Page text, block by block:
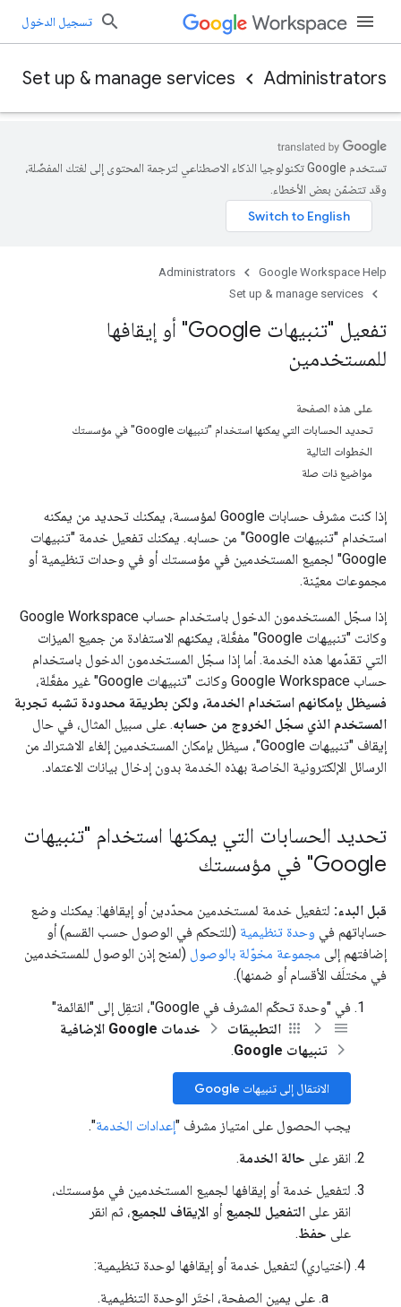
تسجيل الدخول
Administrators
Set up & manage services
تستخدم Google تكنولوجيا الذكاء الاصطناعي لترجمة المحتوى إلى لغتك المفضّلة،
وقد تتضمّن بعض الأخطاء.
Google Workspace Help
Administrators
Set up & manage services
تفعيل "تنبيهات Google" أو إيقافها
للمستخدمين
على هذه الصفحة
تحديد الحسابات التي يمكنها استخدام "تنبيهات Google" في مؤسستك
الخطوات التالية
مواضيع ذات صلة
إذا كنت مشرف حسابات Google لمؤسسة، يمكنك تحديد من يمكنه
استخدام "تنبيهات Google" من حسابه. يمكنك تفعيل خدمة "تنبيهات
Google" لجميع المستخدمين في مؤسستك أو في وحدات تنظيمية أو
مجموعات معيّنة.
إذا سجّل المستخدمون الدخول باستخدام حساب Google Workspace
وكانت "تنبيهات Google" مفعَّلة، يمكنهم الاستفادة من جميع الميزات
التي تقدّمها هذه الخدمة. أما إذا سجّل المستخدمون الدخول باستخدام
حساب Google Workspace وكانت "تنبيهات Google" غير مفعَّلة،
فسيظل بإمكانهم استخدام الخدمة، ولكن بطريقة محدودة تشبه تجربة
المستخدم الذي سجّل الخروج من حسابه. على سبيل المثال، في حال
إيقاف "تنبيهات Google"، سيظل بإمكان المستخدمين إلغاء الاشتراك من
الرسائل الإلكترونية الخاصة بهذه الخدمة بدون إدخال بيانات الاعتماد.
تحديد الحسابات التي يمكنها استخدام "تنبيهات
Google" في مؤسستك
قبل البدء: لتفعيل خدمة لمستخدمين محدّدين أو إيقافها: يمكنك وضع
حساباتهم في وحدة تنظيمية (للتحكم في الوصول حسب القسم) أو
إضافتهم إلى مجموعة مخوّلة بالوصول (لمنح إذن الوصول للمستخدمين
في مختلَف الأقسام أو ضمنها).
في "وحدة تحكّم المشرف في Google"، انتقِل إلى "القائمة"
التطبيقات
خدمات Google الإضافية
تنبيهات Google
.
الانتقال إلى تنبيهات Google
يجب الحصول على امتياز مشرف "إعدادات الخدمة".
انقر على حالة الخدمة.
لتفعيل خدمة أو إيقافها لجميع المستخدمين في مؤسستك،
انقر على التفعيل للجميع أو الإيقاف للجميع، ثم انقر
على حفظ.
(اختياري) لتفعيل خدمة أو إيقافها لوحدة تنظيمية:
على يمين الصفحة، اختَر الوحدة التنظيمية.